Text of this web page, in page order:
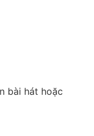
bài hát hoặc